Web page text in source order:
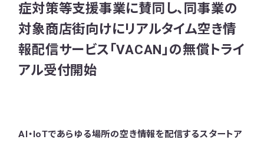
症対策等支援事業に賛同し、同事業の
対象商店街向けにリアルタイム空き情
報配信サービス「VACAN」の無償トライ
アル受付開始
AI・IoTであらゆる場所の空き情報を配信するスタートア